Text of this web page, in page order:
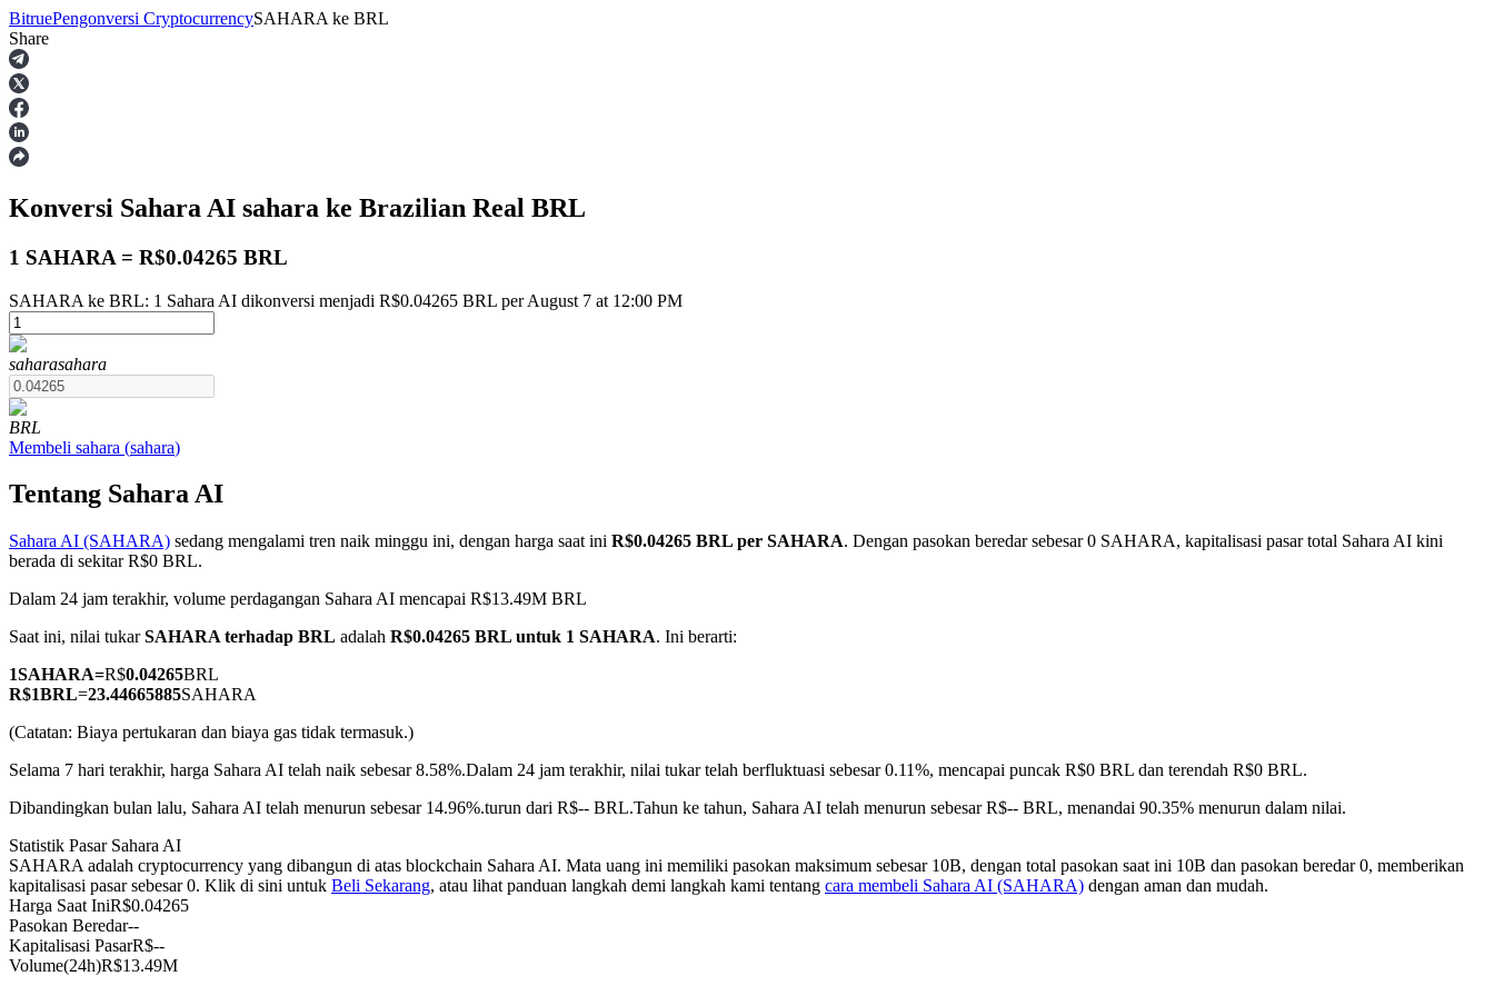
Berjangka
USDT Berjangka
Kontrak berjangka menggunakan USDT sebagai jaminannya
COIN-M Berjangka
Mata Uang Kripto Berjangka
BitruePengonversi CryptocurrencySAHARA ke BRL
Share
Konversi Sahara AI sahara ke Brazilian Real BRL
1 SAHARA = R$0.04265 BRL
SAHARA ke BRL: 1 Sahara AI dikonversi menjadi R$0.04265 BRL per August 7 at 12:00 PM
saharasahara
BRL
Membeli sahara (sahara)
Tentang Sahara AI
Sahara AI (SAHARA) sedang mengalami tren naik minggu ini, dengan harga saat ini R$0.04265 BRL per SAHARA. Dengan pasokan beredar sebesar 0 SAHARA, kapitalisasi pasar total Sahara AI kini
berada di sekitar R$0 BRL.
Dalam 24 jam terakhir, volume perdagangan Sahara AI mencapai R$13.49M BRL
Saat ini, nilai tukarSAHARA terhadap BRL adalah R$0.04265 BRL untuk 1 SAHARA. Ini berarti:
1SAHARA=R$0.04265BRL
R$1BRL=23.44665885SAHARA
(Catatan: Biaya pertukaran dan biaya gas tidak termasuk.)
Selama 7 hari terakhir, harga Sahara AI telah naik sebesar 8.58%.Dalam 24 jam terakhir, nilai tukar telah berfluktuasi sebesar 0.11%, mencapai puncak R$0 BRL dan terendah R$0 BRL.
Dibandingkan bulan lalu, Sahara AI telah menurun sebesar 14.96%.turun dari R$-- BRL.Tahun ke tahun, Sahara AI telah menurun sebesar R$-- BRL, menandai 90.35% menurun dalam nilai.
Statistik Pasar Sahara AI
SAHARA adalah cryptocurrency yang dibangun di atas blockchain Sahara AI. Mata uang ini memiliki pasokan maksimum sebesar 10B, dengan total pasokan saat ini 10B dan pasokan beredar 0, memberikan
kapitalisasi pasar sebesar 0. Klik di sini untuk Beli Sekarang, atau lihat panduan langkah demi langkah kami tentang cara membeli Sahara AI (SAHARA) dengan aman dan mudah.
Harga Saat IniR$0.04265
Pasokan Beredar--
Kapitalisasi PasarR$--
Volume(24h)R$13.49M